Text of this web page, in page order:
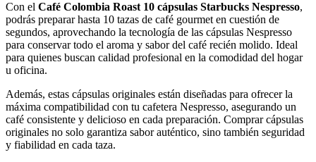
Con el Café Colombia Roast 10 cápsulas Starbucks Nespresso,
podrás preparar hasta 10 tazas de café gourmet en cuestión de
segundos, aprovechando la tecnología de las cápsulas Nespresso
para conservar todo el aroma y sabor del café recién molido. Ideal
para quienes buscan calidad profesional en la comodidad del hogar
u oficina.
Además, estas cápsulas originales están diseñadas para ofrecer la
máxima compatibilidad con tu cafetera Nespresso, asegurando un
café consistente y delicioso en cada preparación. Comprar cápsulas
originales no solo garantiza sabor auténtico, sino también seguridad
y fiabilidad en cada taza.